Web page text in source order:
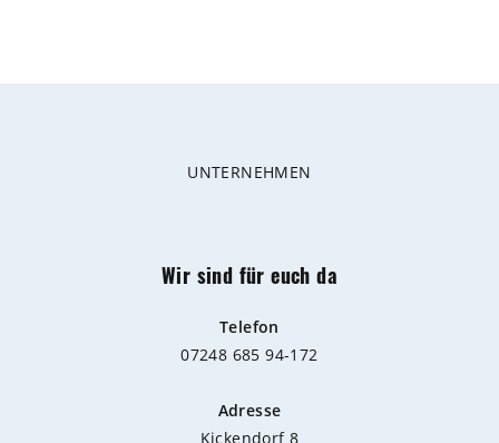
UNTERNEHMEN
Wir sind für euch da
Telefon
07248 685 94-172
Adresse
Kickendorf 8